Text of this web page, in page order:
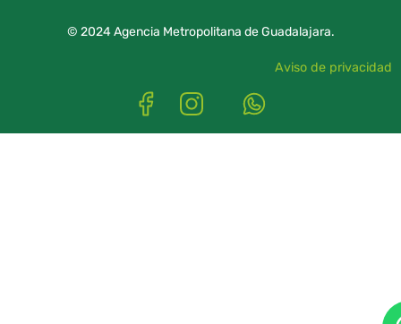
© 2024 Agencia Metropolitana de Guadalajara.
Aviso de privacidad